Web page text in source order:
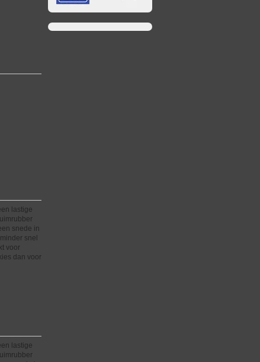
lastige
snede in
snel
voor
dan voor
lastige